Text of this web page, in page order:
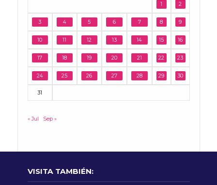
1 2
3 4 5 6 7 8 9
10 11 12 13 14 15 16
17 18 19 20 21 22 23
24 25 26 27 28 29 30
31
« Jul Sep »
VISITA TAMBIÉN: